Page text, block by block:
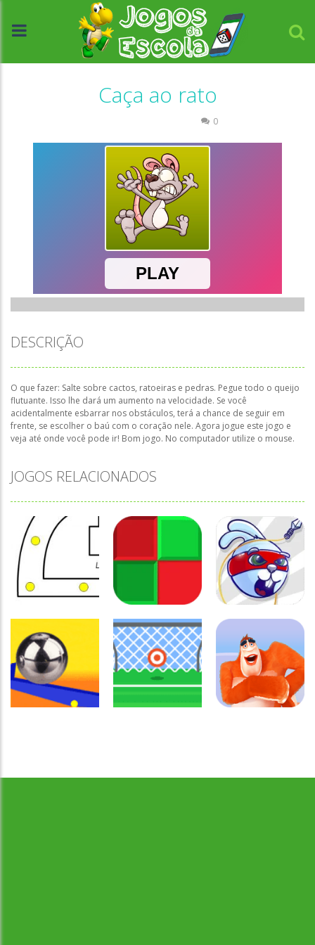
Caça ao rato
0
DESCRIÇÃO
O que fazer: Salte sobre cactos, ratoeiras e pedras. Pegue todo o queijo
flutuante. Isso lhe dará um aumento na velocidade. Se você
acidentalmente esbarrar nos obstáculos, terá a chance de seguir em
frente, se escolher o baú com o coração nele. Agora jogue este jogo e
veja até onde você pode ir! Bom jogo. No computador utilize o mouse.
JOGOS RELACIONADOS
Coordenação
Motora
Labirinto do
Mouse
Coordenação
Motora
Não toque no
vermelho
Coordenação
Motora
Rabbit
Samurai
Challenge
Chute no alvo Yeti Sensation